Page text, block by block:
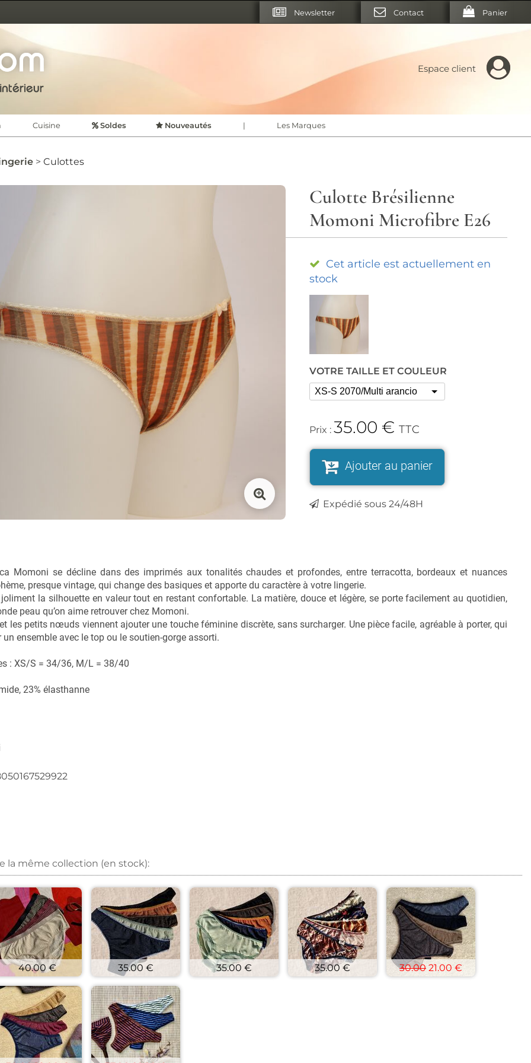
Newsletter Contact Panier
D'INTÉRIEUR
Cuisine Soldes Nouveautés | Les Marques
Culottes
Culotte Brésilienne
Momoni Microfibre E26
Cet article est actuellement en
stock
VOTRE TAILLE ET COULEUR
Prix :35.00 €TTC
Ajouter au panier
Expédié sous 24/48H
Momoni se décline dans des imprimés aux tonalités chaudes et profondes, entre terracotta, bordeaux et nuances
presque vintage, qui change des basiques et apporte du caractère à votre lingerie.
la silhouette en valeur tout en restant confortable. La matière, douce et légère, se porte facilement au quotidien,
peau qu’on aime retrouver chez Momoni.
les petits nœuds viennent ajouter une touche féminine discrète, sans surcharger. Une pièce facile, agréable à porter, qui
ensemble avec le top ou le soutien-gorge assorti.
: XS/S = 34/36, M/L = 38/40
23% élasthanne
Facebook
sur X
un épingle sur Pinterest
par mail
la même collection (en stock):
40.00 € 35.00 € 35.00 € 35.00 € 30.00 21.00 €
Espace client